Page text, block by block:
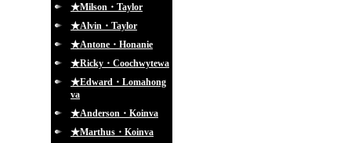
★Milson・Taylor
★Alvin・Taylor
★Antone・Honanie
★Ricky・Coochwytewa
★Edward・Lomahong
va
★Anderson・Koinva
★Marthus・Koinva